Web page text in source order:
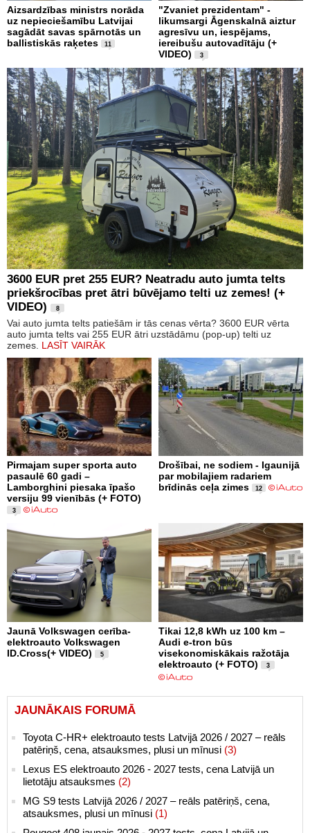
Aizsardzības ministrs norāda
uz nepieciešamību Latvijai
sagādāt savas spārnotās un
ballistiskās raķetes
11
"Zvaniet prezidentam" -
likumsargi Āgenskalnā aiztur
agresīvu un, iespējams,
iereibušu autovadītāju (+
VIDEO)
3
3600 EUR pret 255 EUR? Neatradu auto jumta telts
priekšrocības pret ātri būvējamo telti uz zemes! (+
VIDEO)
8
Vai auto jumta telts patiešām ir tās cenas vērta? 3600 EUR vērta
auto jumta telts vai 255 EUR ātri uzstādāmu (pop-up) telti uz
zemes. LASĪT VAIRĀK
Pirmajam super sporta auto
pasaulē 60 gadi –
Lamborghini piesaka īpašo
versiju 99 vienībās (+ FOTO)
3
Drošībai, ne sodiem - Igaunijā
par mobilajiem radariem
brīdinās ceļa zimes
12
Jaunā Volkswagen cerība-
elektroauto Volkswagen
ID.Cross(+ VIDEO)
5
Tikai 12,8 kWh uz 100 km –
Audi e-tron būs
visekonomiskākais ražotāja
elektroauto (+ FOTO)
3
JAUNĀKAIS FORUMĀ
Toyota C-HR+ elektroauto tests Latvijā 2026 / 2027 – reāls
patēriņš, cena, atsauksmes, plusi un mīnusi (3)
Lexus ES elektroauto 2026 - 2027 tests, cena Latvijā un
lietotāju atsauksmes (2)
MG S9 tests Latvijā 2026 / 2027 – reāls patēriņš, cena,
atsauksmes, plusi un mīnusi (1)